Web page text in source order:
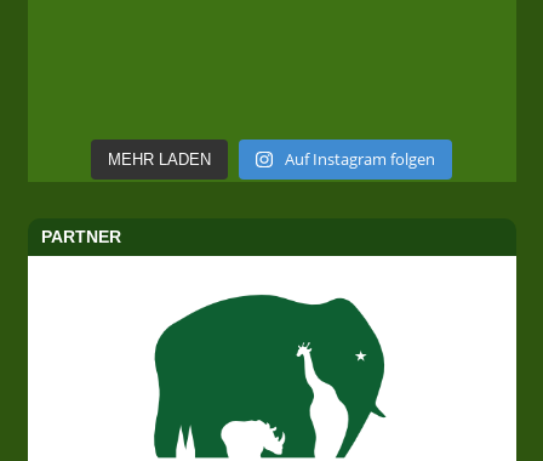
MEHR LADEN Auf Instagram folgen
PARTNER